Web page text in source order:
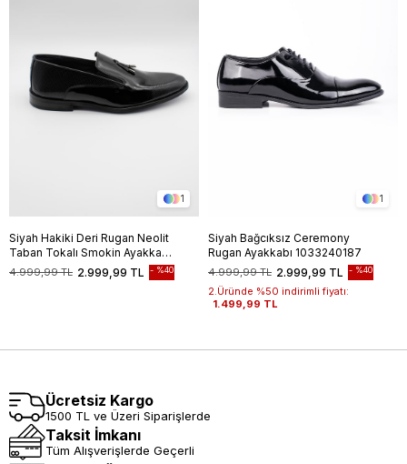
1
Siyah Hakiki Deri Rugan Neolit
Taban Tokalı Smokin Ayakkabı
1033235125
2.999,99 TL
4.999,99 TL %40
1
Siyah Bağcıksız Ceremony
Rugan Ayakkabı 1033240187
2.999,99 TL
4.999,99 TL %40
2.Üründe %50 indirimli fiyatı:
1.499,99 TL
Ücretsiz Kargo
1500 TL ve Üzeri Siparişlerde
Taksit İmkanı
Tüm Alışverişlerde Geçerli